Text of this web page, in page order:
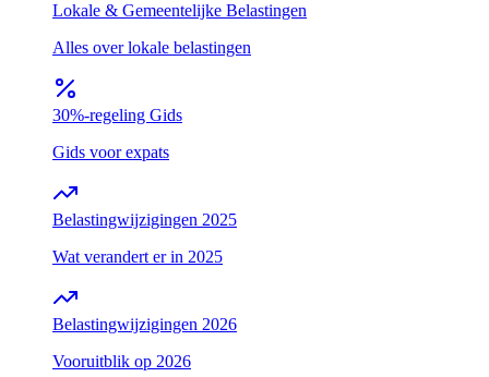
Lokale & Gemeentelijke Belastingen
Alles over lokale belastingen
30%-regeling Gids
Gids voor expats
Belastingwijzigingen 2025
Wat verandert er in 2025
Belastingwijzigingen 2026
Vooruitblik op 2026